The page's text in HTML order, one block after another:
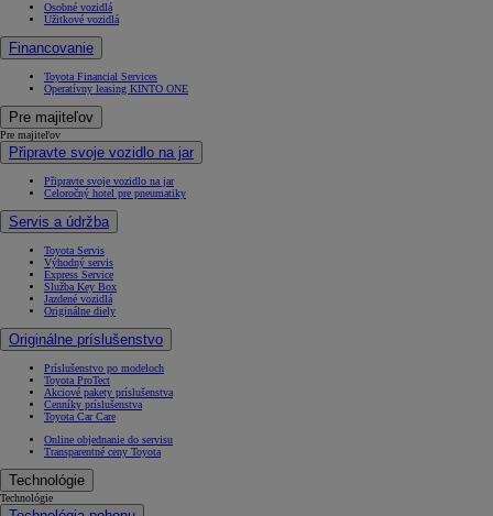
Osobné vozidlá
Úžitkové vozidlá
Financovanie
Toyota Financial Services
Operatívny leasing KINTO ONE
Pre majiteľov
Pre majiteľov
Připravte svoje vozidlo na jar
Připravte svoje vozidlo na jar
Celoročný hotel pre pneumatiky
Servis a údržba
Toyota Servis
Výhodný servis
Express Service
Služba Key Box
Jazdené vozidlá
Originálne diely
Originálne príslušenstvo
Príslušenstvo po modeloch
Toyota ProTect
Akciové pakety príslušenstva
Cenníky príslušenstva
Toyota Car Care
Online objednanie do servisu
Transparentné ceny Toyota
Technológie
Technológie